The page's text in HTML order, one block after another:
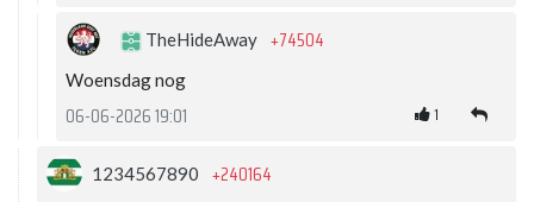
TheHideAway +74504
Woensdag nog
06-06-2026 19:01 1
1234567890 +240164